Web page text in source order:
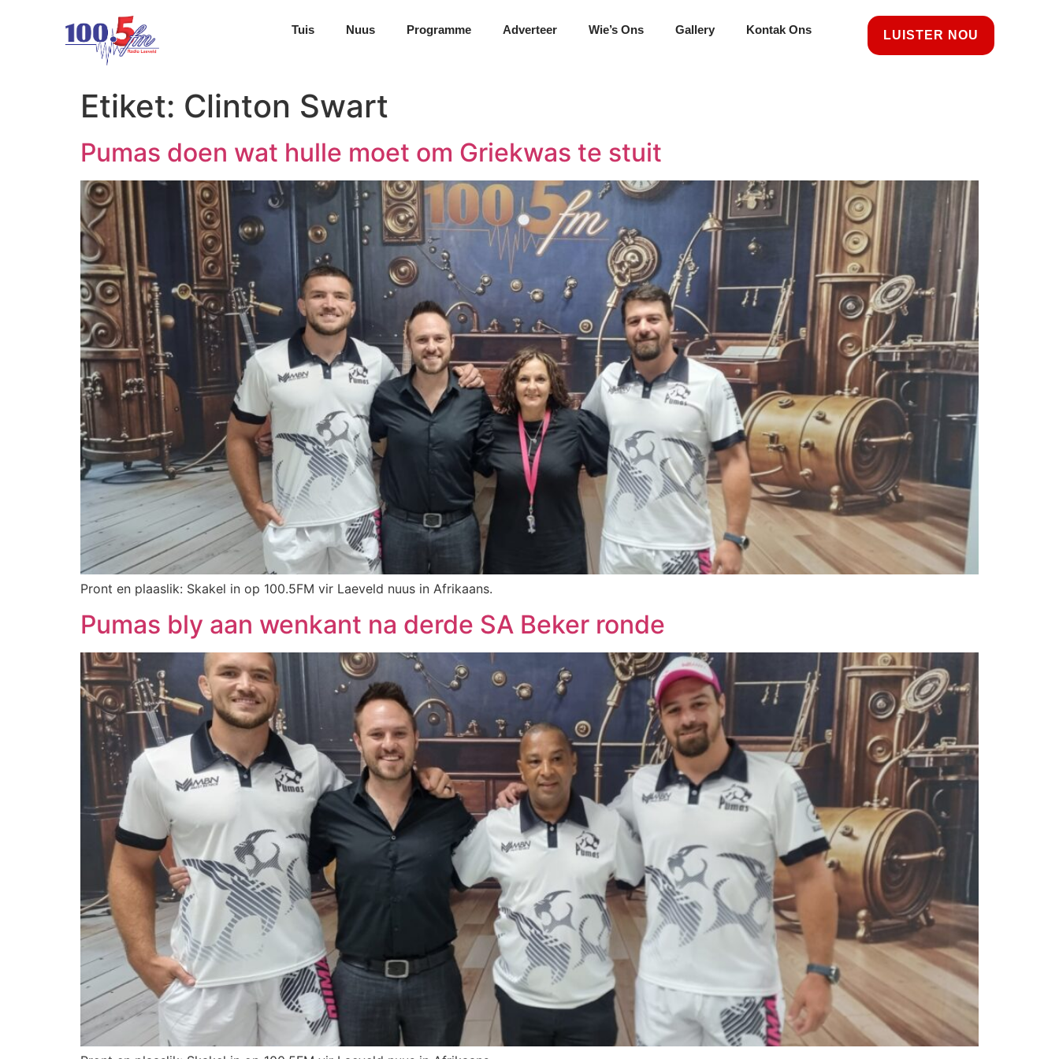
Tuis Nuus Programme Adverteer Wie’s Ons Gallery Kontak Ons LUISTER NOU
Etiket: Clinton Swart
Pumas doen wat hulle moet om Griekwas te stuit
Pront en plaaslik: Skakel in op 100.5FM vir Laeveld nuus in Afrikaans.
Pumas bly aan wenkant na derde SA Beker ronde